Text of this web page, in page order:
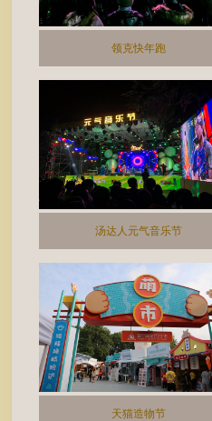
领克快年跑
汤达人元气音乐节
天猫造物节